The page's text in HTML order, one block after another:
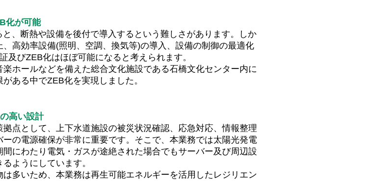
化が可能
、断熱や設備を後付で導入するという難しさがあります。しか
高効率設備(照明、空調、換気等)の導入、設備の制御の最適化
及びZEB化はほぼ可能になると考えられます。
ホールなどを備えた総合文化施設である石橋文化センター内に
ある中でZEB化を実現しました。
高い設計
点として、上下水道施設の被災状況確認、応急対応、情報整理
の電源確保が非常に重要です。そこで、本業務では太陽光発電
にわたり電気・ガスが途絶された場合でもサーバー及び周辺設
ようにしています。
多いため、本業務は再生可能エネルギーを活用したレジリエン